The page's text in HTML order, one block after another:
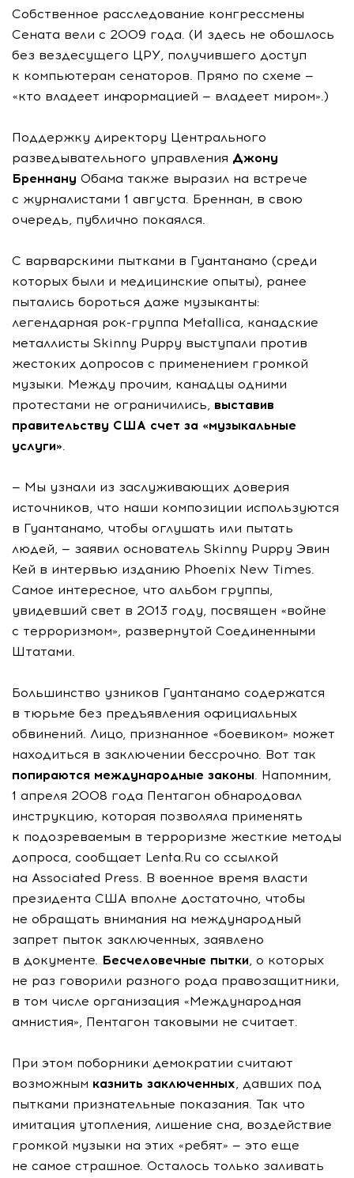
Собственное расследование конгрессмены
Сената вели с 2009 года. (И здесь не обошлось
без вездесущего ЦРУ, получившего доступ
к компьютерам сенаторов. Прямо по схеме —
«кто владеет информацией — владеет миром».)
Поддержку директору Центрального
разведывательного управления Джону
Бреннану Обама также выразил на встрече
с журналистами 1 августа. Бреннан, в свою
очередь, публично покаялся.
С варварскими пытками в Гуантанамо (среди
которых были и медицинские опыты), ранее
пытались бороться даже музыканты:
легендарная рок-группа Metallica, канадские
металлисты Skinny Puppy выступали против
жестоких допросов с применением громкой
музыки. Между прочим, канадцы одними
протестами не ограничились, выставив
правительству США счет за «музыкальные
услуги».
— Мы узнали из заслуживающих доверия
источников, что наши композиции используются
в Гуантанамо, чтобы оглушать или пытать
людей, — заявил основатель Skinny Puppy Эвин
Кей в интервью изданию Phoenix New Times.
Самое интересное, что альбом группы,
увидевший свет в 2013 году, посвящен «войне
с терроризмом», развернутой Соединенными
Штатами.
Большинство узников Гуантанамо содержатся
в тюрьме без предъявления официальных
обвинений. Лицо, признанное «боевиком» может
находиться в заключении бессрочно. Вот так
попираются международные законы. Напомним,
1 апреля 2008 года Пентагон обнародовал
инструкцию, которая позволяла применять
к подозреваемым в терроризме жесткие методы
допроса, сообщает Lenta.Ru со ссылкой
на Associated Press. В военное время власти
президента США вполне достаточно, чтобы
не обращать внимания на международный
запрет пыток заключенных, заявлено
в документе. Бесчеловечные пытки, о которых
не раз говорили разного рода правозащитники,
в том числе организация «Международная
амнистия», Пентагон таковыми не считает.
При этом поборники демократии считают
возможным казнить заключенных, давших под
пытками признательные показания. Так что
имитация утопления, лишение сна, воздействие
громкой музыки на этих «ребят» — это еще
не самое страшное. Осталось только заливать